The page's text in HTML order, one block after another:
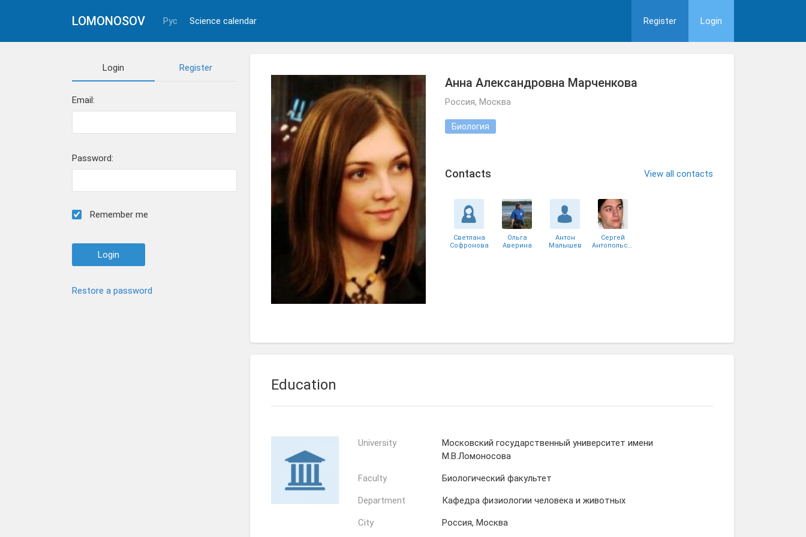
LOMONOSOV Рус Science calendar Register Login
Login Register
Email:
Password:
Remember me
Restore a password
Анна Александровна Марченкова
Россия, Москва
Биология
Сontacts View all contacts
Светлана
Софронова
Ольга
Аверина
Антон
Малышев
Сергей
Антопольский
Education
University
Московский государственный университет имени
М.В.Ломоносова
Faculty Биологический факультет
Department Кафедра физиологии человека и животных
City Россия, Москва